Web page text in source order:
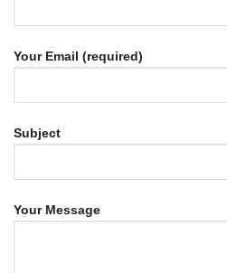
Your Email (required)
Subject
Your Message